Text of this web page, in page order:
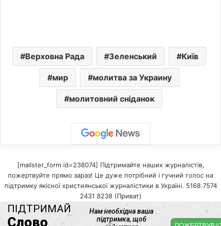
Верховна Рада Зеленський Київ
мир молитва за Украину
молитовний сніданок
[mailster_form id=238074] Підтримайте наших журналістів,
пожертвуйте прямо зараз! Це дуже потрібний і гучний голос на
підтримку якісної християнської журналістики в Україні. 5168 7574
2431 8238 (Приват)